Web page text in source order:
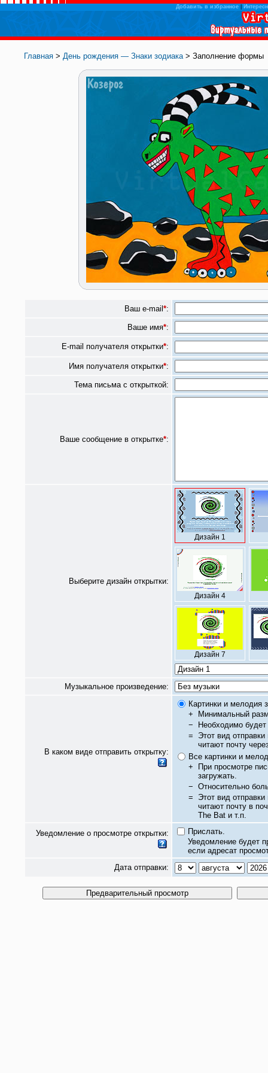
Добавить в избранное|
Главная > День рождения — Знаки зодиака> Заполнение формы
Ваш e-mail *:
Ваше имя*:
E-mail получателя открытки*:
Имя получателя открытки*:
Тема письма с открыткой:
Ваше сообщение в открытке*:
Выберите дизайн открытки:
Дизайн 1
Дизайн 4
Дизайн 7
Музыкальное произведение:
В каком виде отправить открытку:
Картинки и мелодия
+
Минимальный
−
Необходимо будет
= Этот вид
читают почту
Все картинки и
+
При просмотре
загружать.
− Относительно
= Этот вид
читают почту в
The Bat и т.п.
Уведомление о просмотре открытки:
Прислать.
Уведомление будет
если адресат
Дата отправки: